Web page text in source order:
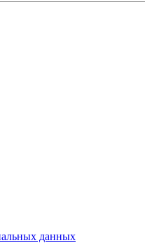
данных